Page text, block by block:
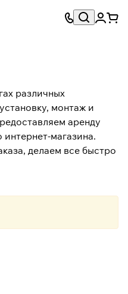
различных
монтаж и
аренду
интернет-магазина.
делаем все быстро